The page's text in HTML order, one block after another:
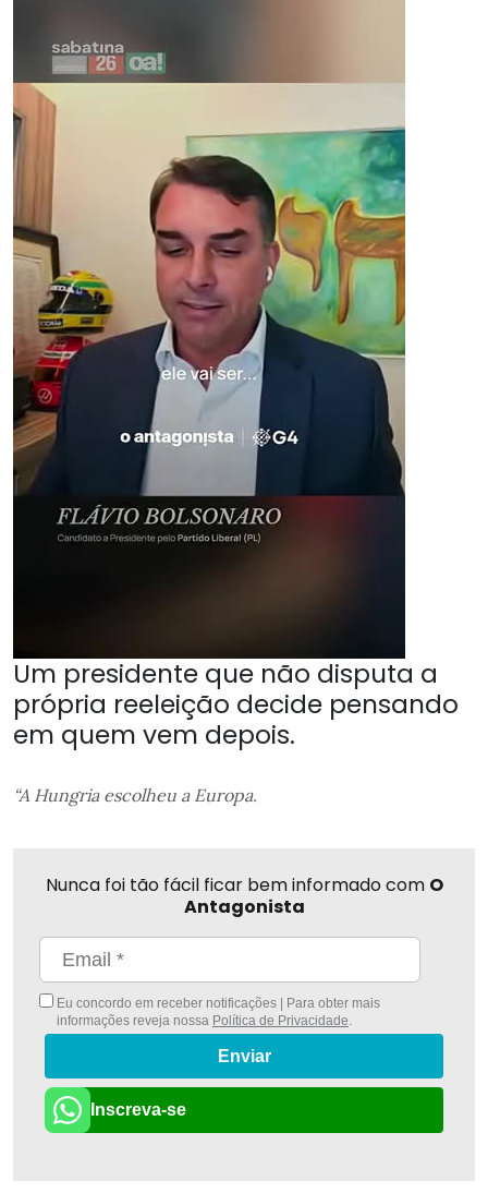
Um presidente que não disputa a
própria reeleição decide pensando
em quem vem depois.
“A Hungria escolheu a Europa.
Nunca foi tão fácil ficar bem informado com O
Antagonista
Eu concordo em receber notificações | Para obter mais
informações reveja nossa Política de Privacidade.
Enviar
Inscreva-se